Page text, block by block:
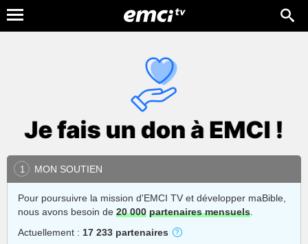
1 MON SOUTIEN
Pour poursuivre la mission d'EMCI TV et développer maBible,
nous avons besoin de 20 000 partenaires mensuels.
Actuellement : 17 233 partenaires